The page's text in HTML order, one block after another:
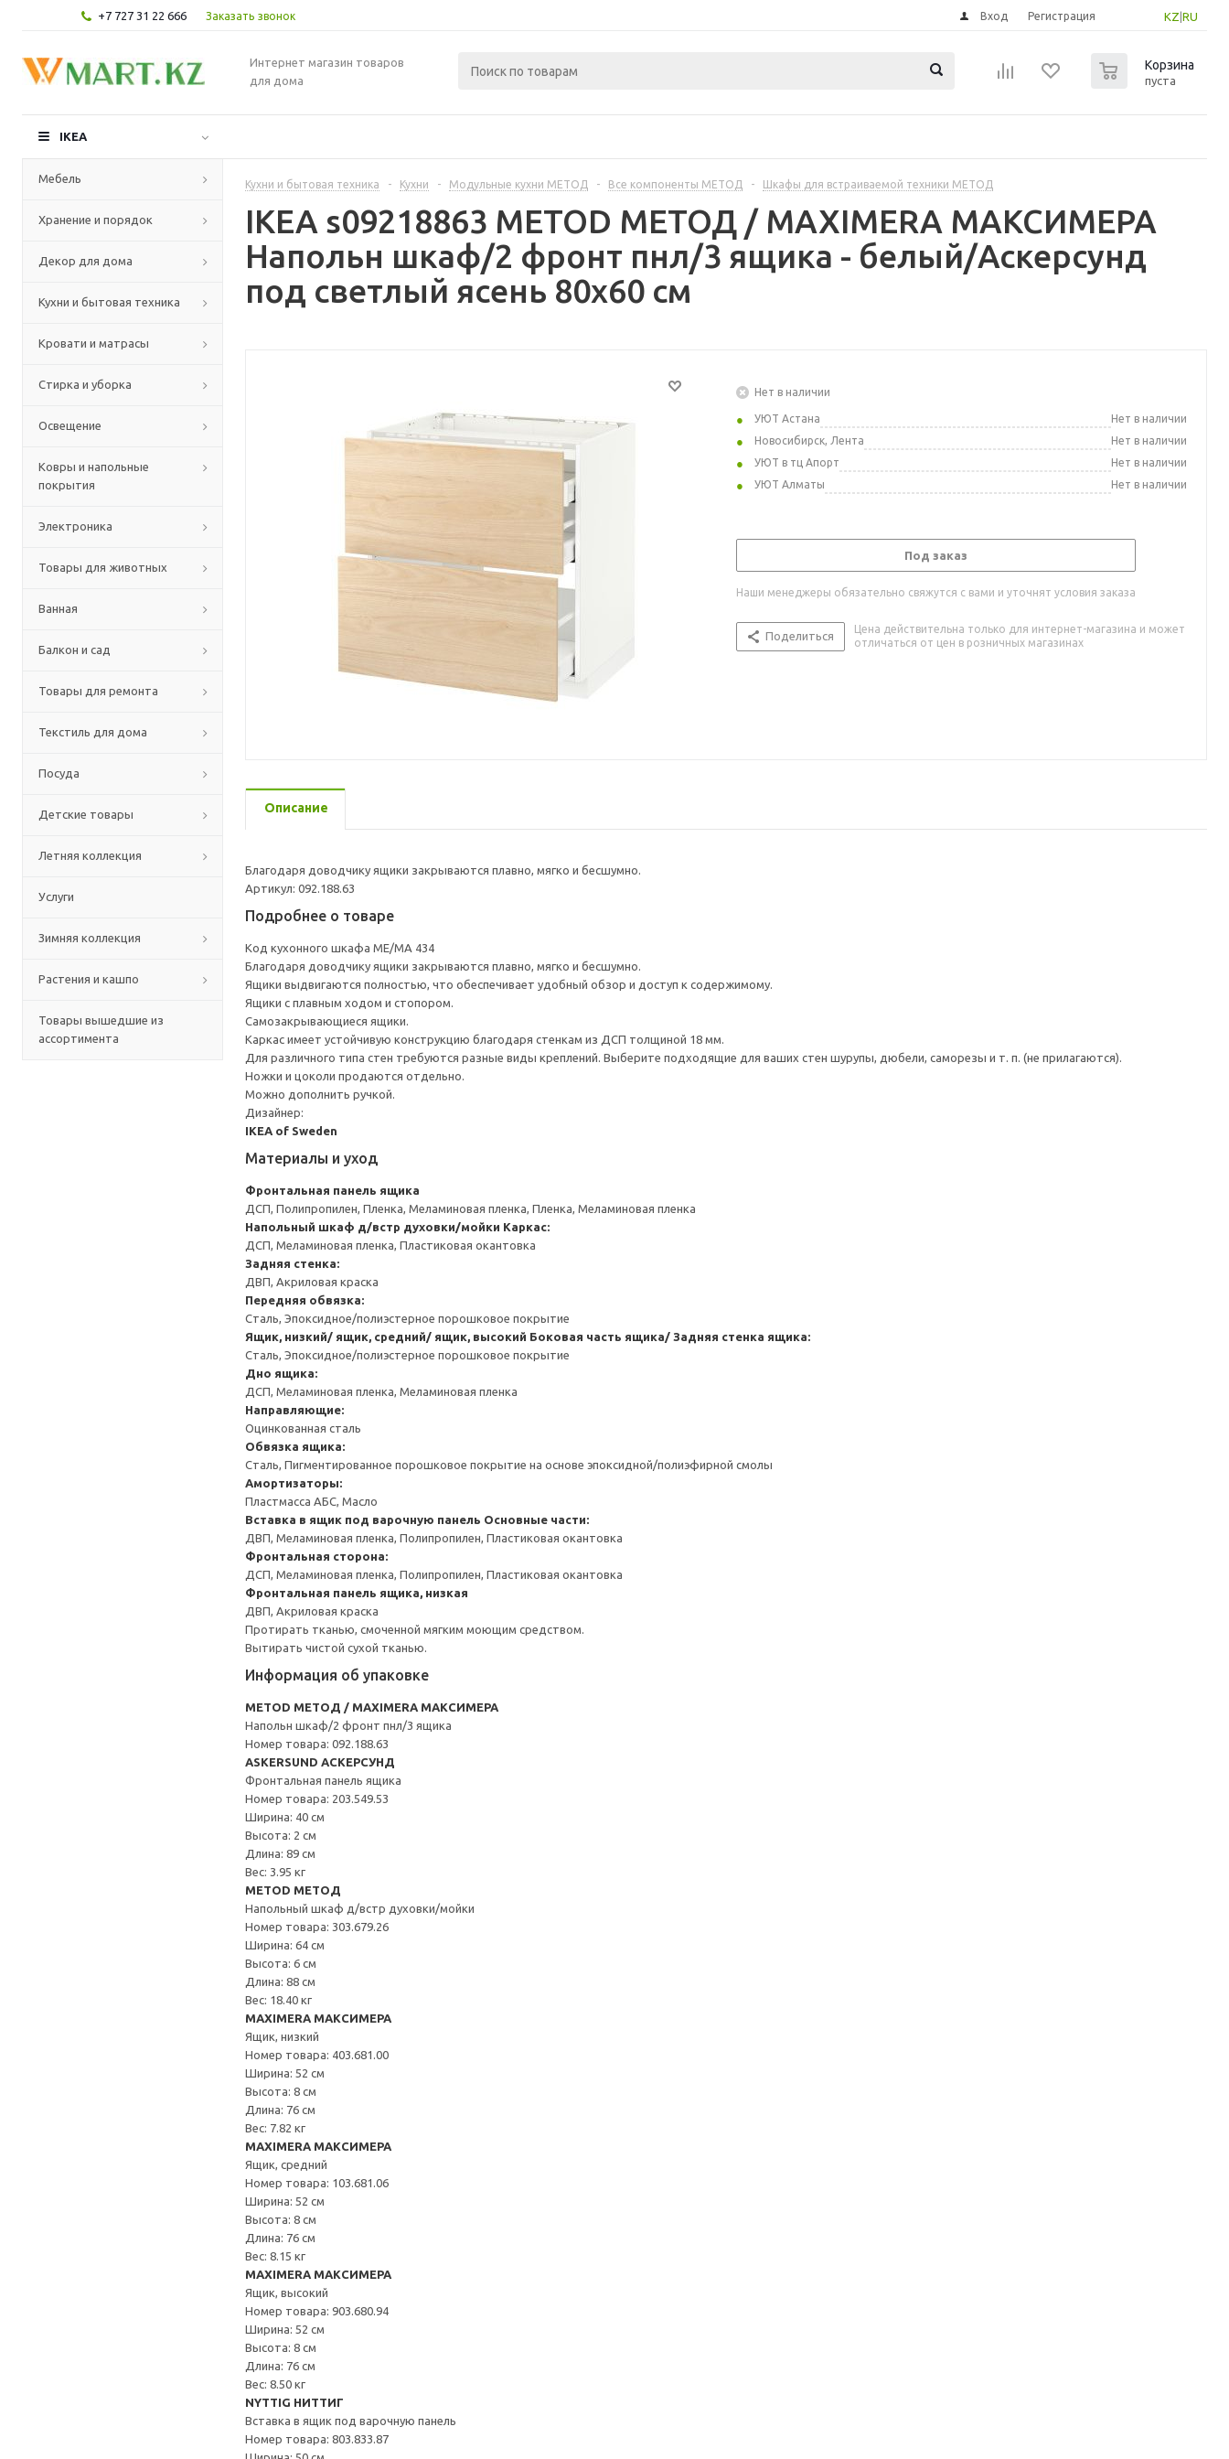
+7 727 31 22 666 Заказать звонок KZ RU
Вход Регистрация
Интернет магазин товаров
для дома
Корзина
пуста
IKEA
Мебель
Хранение и порядок
Декор для дома
Кухни и бытовая техника
Кровати и матрасы
Стирка и уборка
Освещение
Ковры и напольные
покрытия
Электроника
Товары для животных
Ванная
Балкон и сад
Товары для ремонта
Текстиль для дома
Посуда
Детские товары
Летняя коллекция
Услуги
Зимняя коллекция
Растения и кашпо
Товары вышедшие из
ассортимента
Кухни и бытовая техника - Кухни - Модульные кухни МЕТОД - Все компоненты МЕТОД - Шкафы для встраиваемой техники МЕТОД
IKEA s09218863 METOD МЕТОД / MAXIMERA МАКСИМЕРА
Напольн шкаф/2 фронт пнл/3 ящика - белый/Аскерсунд
под светлый ясень 80x60 см
Нет в наличии
УЮТ Астана
Нет в наличии
Новосибирск, Лента
Нет в наличии
УЮТ в тц Апорт
Нет в наличии
УЮТ Алматы
Нет в наличии
Под заказ
Наши менеджеры обязательно свяжутся с вами и уточнят условия заказа
Поделиться
Цена действительна только для интернет-магазина и может
отличаться от цен в розничных магазинах
Описание
Благодаря доводчику ящики закрываются плавно, мягко и бесшумно.
Артикул: 092.188.63
Подробнее о товаре
Код кухонного шкафа ME/MA 434
Благодаря доводчику ящики закрываются плавно, мягко и бесшумно.
Ящики выдвигаются полностью, что обеспечивает удобный обзор и доступ к содержимому.
Ящики с плавным ходом и стопором.
Самозакрывающиеся ящики.
Каркас имеет устойчивую конструкцию благодаря стенкам из ДСП толщиной 18 мм.
Для различного типа стен требуются разные виды креплений. Выберите подходящие для ваших стен шурупы, дюбели, саморезы и т. п. (не прилагаются).
Ножки и цоколи продаются отдельно.
Можно дополнить ручкой.
Дизайнер:
IKEA of Sweden
Материалы и уход
Фронтальная панель ящика
ДСП, Полипропилен, Пленка, Меламиновая пленка, Пленка, Меламиновая пленка
Напольный шкаф д/встр духовки/мойки Каркас:
ДСП, Меламиновая пленка, Пластиковая окантовка
Задняя стенка:
ДВП, Акриловая краска
Передняя обвязка:
Сталь, Эпоксидное/полиэстерное порошковое покрытие
Ящик, низкий/ ящик, средний/ ящик, высокий Боковая часть ящика/ Задняя стенка ящика:
Сталь, Эпоксидное/полиэстерное порошковое покрытие
Дно ящика:
ДСП, Меламиновая пленка, Меламиновая пленка
Направляющие:
Оцинкованная сталь
Обвязка ящика:
Сталь, Пигментированное порошковое покрытие на основе эпоксидной/полиэфирной смолы
Амортизаторы:
Пластмасса АБС, Масло
Вставка в ящик под варочную панель Основные части:
ДВП, Меламиновая пленка, Полипропилен, Пластиковая окантовка
Фронтальная сторона:
ДСП, Меламиновая пленка, Полипропилен, Пластиковая окантовка
Фронтальная панель ящика, низкая
ДВП, Акриловая краска
Протирать тканью, смоченной мягким моющим средством.
Вытирать чистой сухой тканью.
Информация об упаковке
METOD МЕТОД / MAXIMERA МАКСИМЕРА
Напольн шкаф/2 фронт пнл/3 ящика
Номер товара: 092.188.63
ASKERSUND АСКЕРСУНД
Фронтальная панель ящика
Номер товара: 203.549.53
Ширина: 40 см
Высота: 2 см
Длина: 89 см
Вес: 3.95 кг
METOD МЕТОД
Напольный шкаф д/встр духовки/мойки
Номер товара: 303.679.26
Ширина: 64 см
Высота: 6 см
Длина: 88 см
Вес: 18.40 кг
MAXIMERA МАКСИМЕРА
Ящик, низкий
Номер товара: 403.681.00
Ширина: 52 см
Высота: 8 см
Длина: 76 см
Вес: 7.82 кг
MAXIMERA МАКСИМЕРА
Ящик, средний
Номер товара: 103.681.06
Ширина: 52 см
Высота: 8 см
Длина: 76 см
Вес: 8.15 кг
MAXIMERA МАКСИМЕРА
Ящик, высокий
Номер товара: 903.680.94
Ширина: 52 см
Высота: 8 см
Длина: 76 см
Вес: 8.50 кг
NYTTIG НИТТИГ
Вставка в ящик под варочную панель
Номер товара: 803.833.87